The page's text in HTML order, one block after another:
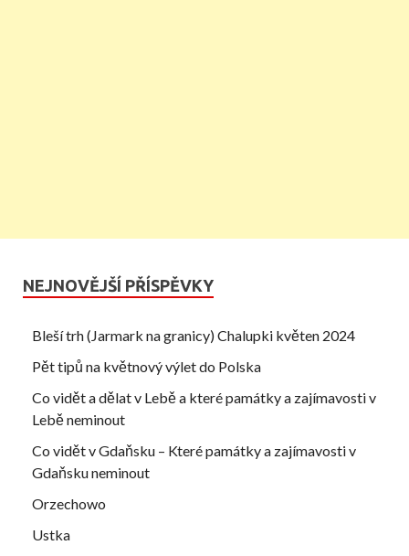
NEJNOVĚJŠÍ PŘÍSPĚVKY
Bleší trh (Jarmark na granicy) Chalupki květen 2024
Pět tipů na květnový výlet do Polska
Co vidět a dělat v Lebě a které památky a zajímavosti v
Lebě neminout
Co vidět v Gdaňsku – Které památky a zajímavosti v
Gdaňsku neminout
Orzechowo
Ustka